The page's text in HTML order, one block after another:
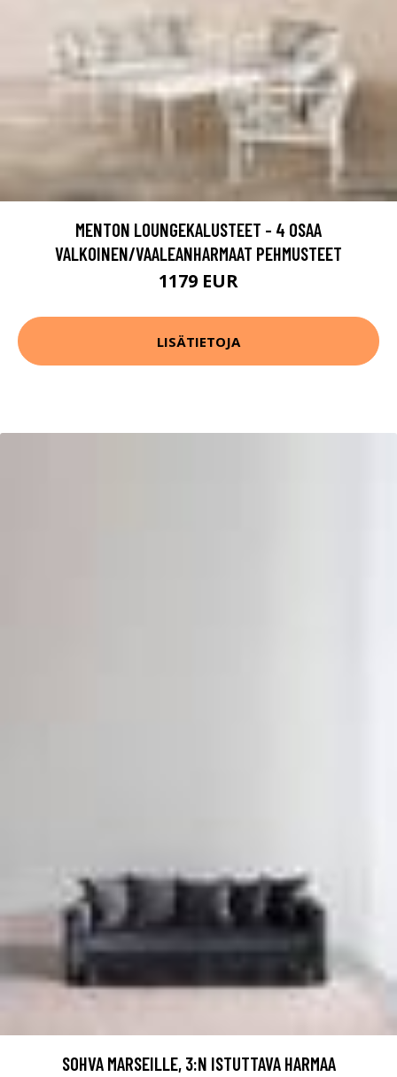
MENTON LOUNGEKALUSTEET - 4 OSAA
VALKOINEN/VAALEANHARMAAT PEHMUSTEET
1179 EUR
LISÄTIETOJA
SOHVA MARSEILLE, 3:N ISTUTTAVA HARMAA